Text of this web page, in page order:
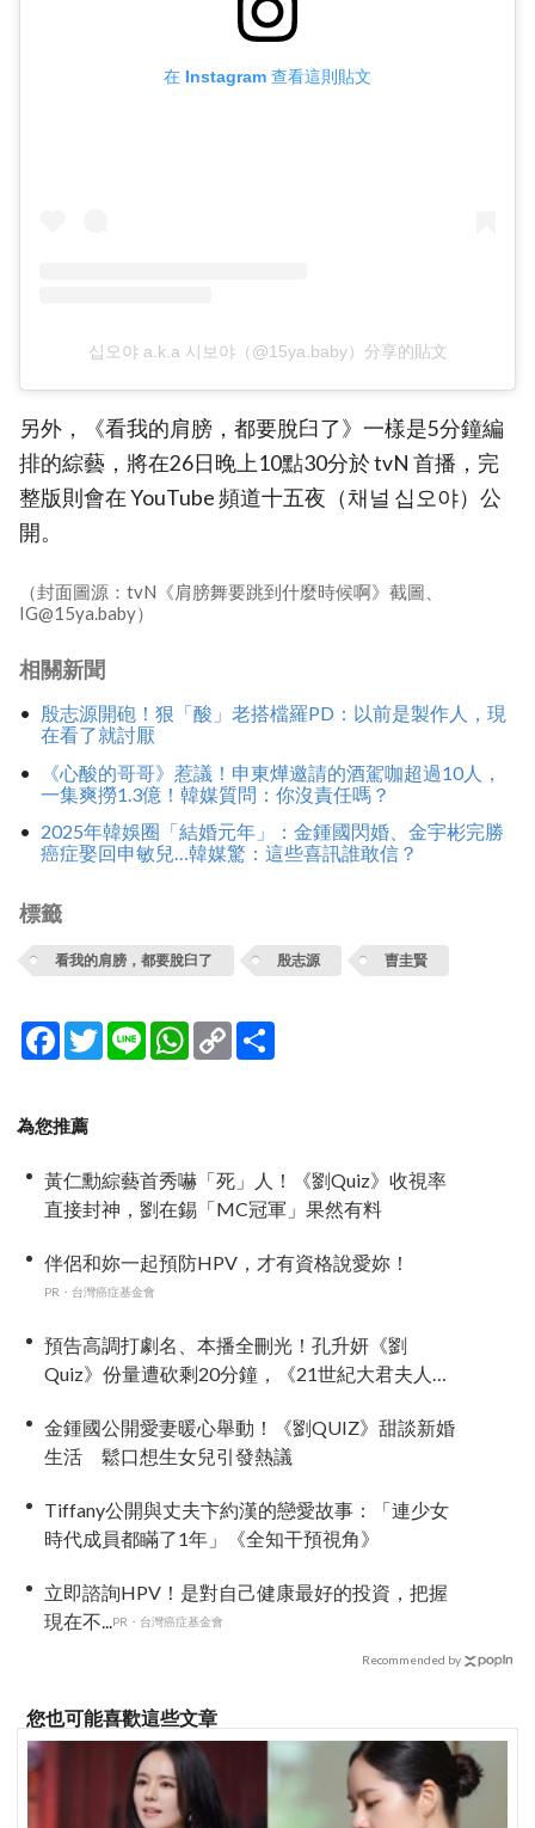
在 Instagram 查看這則貼文
십오야 a.k.a 시보야（@15ya.baby）分享的貼文
另外，《看我的肩膀，都要脫臼了》一樣是5分鐘編
排的綜藝，將在26日晚上10點30分於 tvN 首播，完
整版則會在 YouTube 頻道十五夜（채널 십오야）公
開。
（封面圖源：tvN《肩膀舞要跳到什麼時候啊》截圖、
IG@15ya.baby）
相關新聞
殷志源開砲！狠「酸」老搭檔羅PD：以前是製作人，現
在看了就討厭
《心酸的哥哥》惹議！申東燁邀請的酒駕咖超過10人，
一集爽撈1.3億！韓媒質問：你沒責任嗎？
2025年韓娛圈「結婚元年」：金鍾國閃婚、金宇彬完勝
癌症娶回申敏兒…韓媒驚：這些喜訊誰敢信？
標籤
看我的肩膀，都要脫臼了 殷志源 曺圭賢
Facebook
TwitterLine WhatsApp
Copy
Link
為您推薦
黃仁勳綜藝首秀嚇「死」人！《劉Quiz》收視率
直接封神，劉在錫「MC冠軍」果然有料
伴侶和妳一起預防HPV，才有資格說愛妳！
PR・台灣癌症基金會
預告高調打劇名、本播全刪光！孔升妍《劉
Quiz》份量遭砍剩20分鐘，《21世紀大君夫人》
金鍾國公開愛妻暖心舉動！《劉QUIZ》甜談新婚
生活 鬆口想生女兒引發熱議
Tiffany公開與丈夫卞約漢的戀愛故事：「連少女
時代成員都瞞了1年」《全知干預視角》
立即諮詢HPV！是對自己健康最好的投資，把握
現在不...PR・台灣癌症基金會
Recommended by
您也可能喜歡這些文章